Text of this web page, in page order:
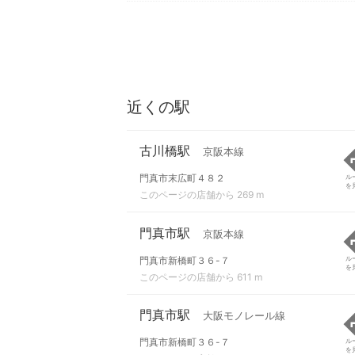
近くの駅
古川橋駅 京阪本線
門真市末広町４８２
このページの店舗から 269 m
ル
を
門真市駅 京阪本線
門真市新橋町３６-７
このページの店舗から 611 m
ル
を
門真市駅 大阪モノレール線
門真市新橋町３６-７
ル
を